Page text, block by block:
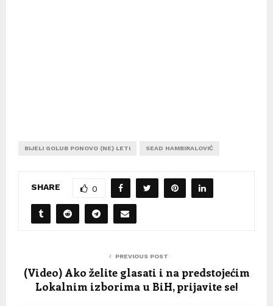
BIJELI GOLUB PONOVO (NE) LETI SEAD HAMBIRALOVIĆ
SHARE 0
PREVIOUS POST
(Video) Ako želite glasati i na predstojećim
Lokalnim izborima u BiH, prijavite se!